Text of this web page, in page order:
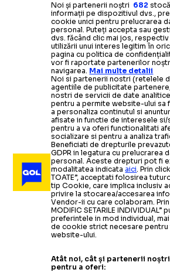
Noi și partenerii noștri 682
informații pe dispozitivul dvs.,
cookie unici pentru prelucrarea
personal. Puteți accepta sau
dvs. făcând clic mai jos,
utilizării unui interes legitim în
pagina cu politica de
vor fi raportate partenerilor
navigarea. Mai multe detalii
Noi si partenerii nostri (retelele
agentiile de publicitate
nostri de servicii de date
pentru a permite website-ului sa
a personaliza continutul si
afisate in functie de interesele si/
pentru a va oferi functionalitati
socializare si pentru a analiza
Beneficiati de drepturile
GDPR in legatura cu prelucrarea
personal. Aceste drepturi pot fi
modalitatea indicataaici. Prin
TOATE”, acceptati folosirea
tip Cookie, care implica inclusiv
privire la stocarea/accesarea
Vendor-ii cu care colaboram. Prin
MODIFIC SETARILE INDIVIDUAL”
preferintele in mod individual,
de cookie strict necesare pentru
website-ului.
Atât noi, cât și partenerii
pentru a oferi: